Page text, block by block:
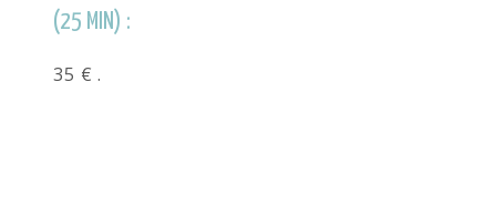
(25 MIN) :
35 € .